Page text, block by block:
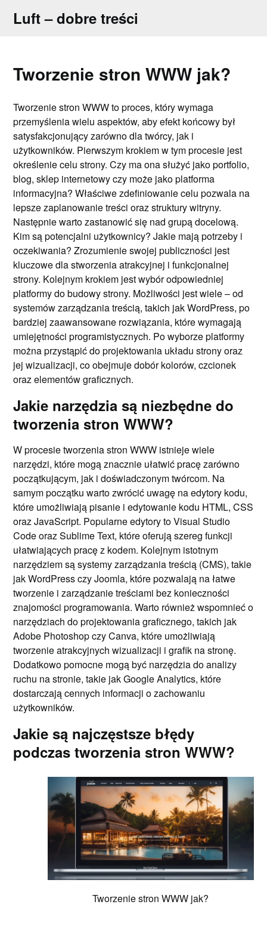
Luft – dobre treści
Tworzenie stron WWW jak?
Tworzenie stron WWW to proces, który wymaga
przemyślenia wielu aspektów, aby efekt końcowy był
satysfakcjonujący zarówno dla twórcy, jak i
użytkowników. Pierwszym krokiem w tym procesie jest
określenie celu strony. Czy ma ona służyć jako portfolio,
blog, sklep internetowy czy może jako platforma
informacyjna? Właściwe zdefiniowanie celu pozwala na
lepsze zaplanowanie treści oraz struktury witryny.
Następnie warto zastanowić się nad grupą docelową.
Kim są potencjalni użytkownicy? Jakie mają potrzeby i
oczekiwania? Zrozumienie swojej publiczności jest
kluczowe dla stworzenia atrakcyjnej i funkcjonalnej
strony. Kolejnym krokiem jest wybór odpowiedniej
platformy do budowy strony. Możliwości jest wiele – od
systemów zarządzania treścią, takich jak WordPress, po
bardziej zaawansowane rozwiązania, które wymagają
umiejętności programistycznych. Po wyborze platformy
można przystąpić do projektowania układu strony oraz
jej wizualizacji, co obejmuje dobór kolorów, czcionek
oraz elementów graficznych.
Jakie narzędzia są niezbędne do
tworzenia stron WWW?
W procesie tworzenia stron WWW istnieje wiele
narzędzi, które mogą znacznie ułatwić pracę zarówno
początkującym, jak i doświadczonym twórcom. Na
samym początku warto zwrócić uwagę na edytory kodu,
które umożliwiają pisanie i edytowanie kodu HTML, CSS
oraz JavaScript. Popularne edytory to Visual Studio
Code oraz Sublime Text, które oferują szereg funkcji
ułatwiających pracę z kodem. Kolejnym istotnym
narzędziem są systemy zarządzania treścią (CMS), takie
jak WordPress czy Joomla, które pozwalają na łatwe
tworzenie i zarządzanie treściami bez konieczności
znajomości programowania. Warto również wspomnieć o
narzędziach do projektowania graficznego, takich jak
Adobe Photoshop czy Canva, które umożliwiają
tworzenie atrakcyjnych wizualizacji i grafik na stronę.
Dodatkowo pomocne mogą być narzędzia do analizy
ruchu na stronie, takie jak Google Analytics, które
dostarczają cennych informacji o zachowaniu
użytkowników.
Jakie są najczęstsze błędy
podczas tworzenia stron WWW?
Tworzenie stron WWW jak?